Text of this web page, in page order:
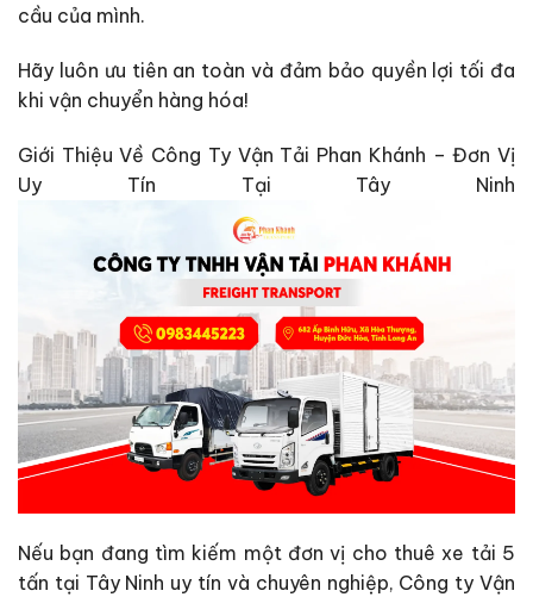
cầu của mình.
Hãy luôn ưu tiên an toàn và đảm bảo quyền lợi tối đa
khi vận chuyển hàng hóa!
Giới Thiệu Về Công Ty Vận Tải Phan Khánh – Đơn Vị
Uy Tín Tại Tây Ninh
Nếu bạn đang tìm kiếm một đơn vị cho thuê xe tải 5
tấn tại Tây Ninh uy tín và chuyên nghiệp, Công ty Vận